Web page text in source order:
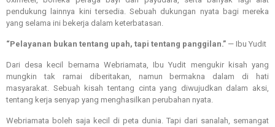
pendukung lainnya kini tersedia. Sebuah dukungan nyata bagi mereka
yang selama ini bekerja dalam keterbatasan.
“Pelayanan bukan tentang upah, tapi tentang panggilan.” — Ibu Yudit
Dari desa kecil bernama Webriamata, Ibu Yudit mengukir kisah yang
mungkin tak ramai diberitakan, namun bermakna dalam di hati
masyarakat. Sebuah kisah tentang cinta yang diwujudkan dalam aksi,
tentang kerja senyap yang menghasilkan perubahan nyata.
Webriamata boleh saja kecil di peta dunia. Tapi dari sanalah, semangat